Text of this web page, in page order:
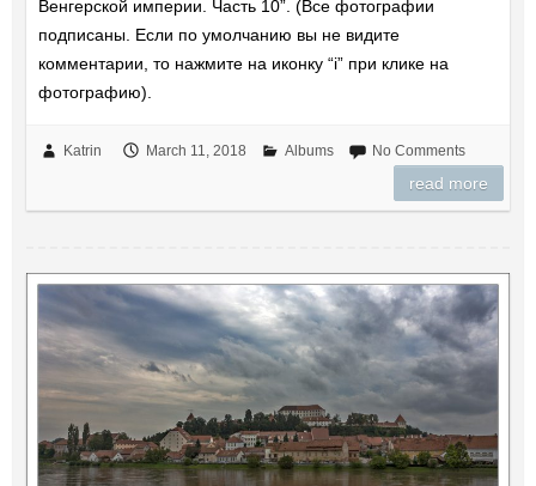
Венгерской империи. Часть 10”. (Все фотографии
подписаны. Если по умолчанию вы не видите
комментарии, то нажмите на иконку “i” при клике на
фотографию).
Katrin March 11, 2018 Albums No Comments
read more